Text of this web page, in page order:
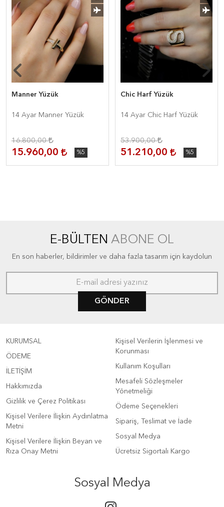
Manner Yüzük
14 Ayar Manner Yüzük
16.800,00
15.960,00 %5
Chic Harf Yüzük
14 Ayar Chic Harf Yüzük
53.900,00
51.210,00 %5
E-BÜLTEN ABONE OL
En son haberler, bildirimler ve daha fazla tasarım için kaydolun
GÖNDER
KURUMSAL
ÖDEME
İLETİŞİM
Hakkımızda
Gizlilik ve Çerez Politikası
Kişisel Verilere İlişkin Aydınlatma
Metni
Kişisel Verilere İlişkin Beyan ve
Rıza Onay Metni
Kişisel Verilerin İşlenmesi ve
Korunması
Kullanım Koşulları
Mesafeli Sözleşmeler
Yönetmeliği
Ödeme Seçenekleri
Sipariş, Teslimat ve İade
Sosyal Medya
Ücretsiz Sigortalı Kargo
Sosyal Medya